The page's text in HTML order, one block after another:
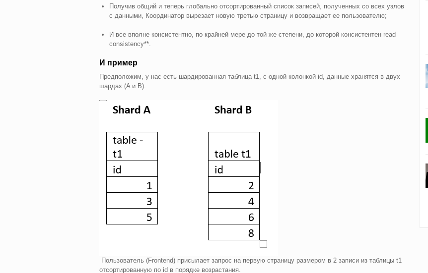
Получив общий и теперь глобально отсортированный список записей, полученных со всех узлов
с данными, Координатор вырезает новую третью страницу и возвращает ее пользователю;
И все вполне консистентно, по крайней мере до той же степени, до которой консистентен read
consistency**.
И пример
Предположим, у нас есть шардированная таблица t1, с одной колонкой id, данные хранятся в двух
шардах (A и B).
Пользователь (Frontend) присылает запрос на первую страницу размером в 2 записи из таблицы t1
отсортированную по id в порядке возрастания.